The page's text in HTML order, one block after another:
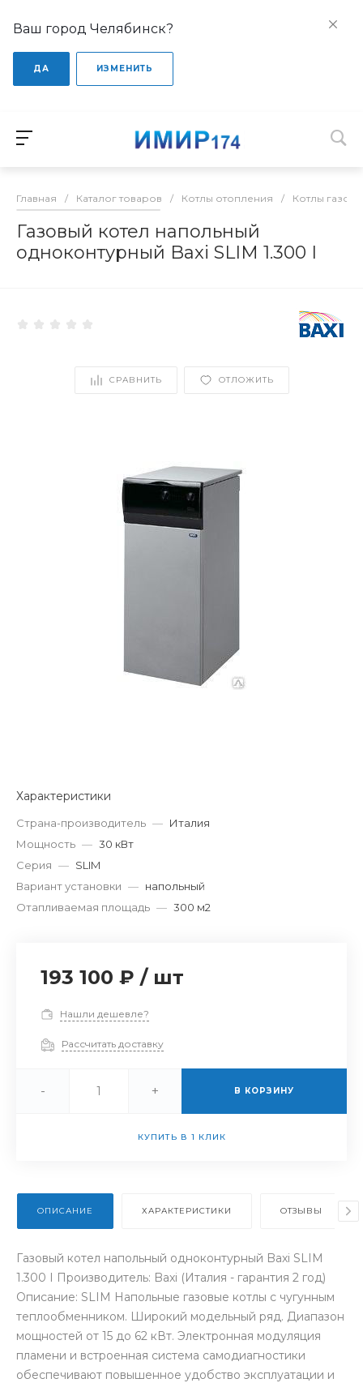
Ваш город Челябинск?
ДА ИЗМЕНИТЬ
Главная / Каталог товаров / Котлы отопления / Котлы
Газовый котел напольный
одноконтурный Baxi SLIM 1.300 I
СРАВНИТЬ ОТЛОЖИТЬ
Характеристики
Страна-производитель — Италия
Мощность — 30 кВт
Серия — SLIM
Вариант установки — напольный
Отапливаемая площадь — 300 м2
193 100 ₽ / шт
Нашли дешевле?
Рассчитать доставку
- + В КОРЗИНУ
КУПИТЬ В 1 КЛИК
ОПИСАНИЕ ХАРАКТЕРИСТИКИ ОТЗЫВЫ
Газовый котел напольный одноконтурный Baxi SLIM
1.300 I Производитель: Baxi (Италия - гарантия 2 год)
Описание: SLIM Напольные газовые котлы с чугунным
теплообменником. Широкий модельный ряд. Диапазон
мощностей от 15 до 62 кВт. Электронная модуляция
пламени и встроенная система самодиагностики
обеспечивают повышенное удобство эксплуатации и